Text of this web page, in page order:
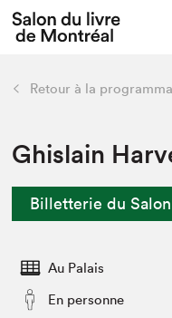
L'événement
Préparer sa
Actualités
SLM PRO
retour
Préparer sa visite
Salon dans la ville
Liens pratiques
Retour à la
Ghislain
Billetterie du
Au Palais
En personne